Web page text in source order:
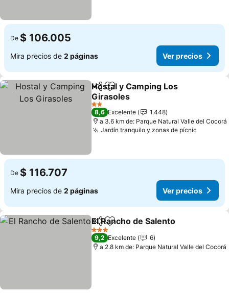
De $ 106.005
Mira precios de 2 páginas Ver precios
CompartirAgregar a favoritos
Hostal y Camping Los
Girasoles
2 Estrellas
8,6 Excelente
1.448
a 3.6 km de: Parque Natural Valle del Cocorá
Jardín tranquilo y zonas de pícnic
De $ 116.707
Mira precios de 2 páginas Ver precios
CompartirAgregar a favoritos
El Rancho de Salento
3 Estrellas
9,2 Excelente
6
a 2.8 km de: Parque Natural Valle del Cocorá